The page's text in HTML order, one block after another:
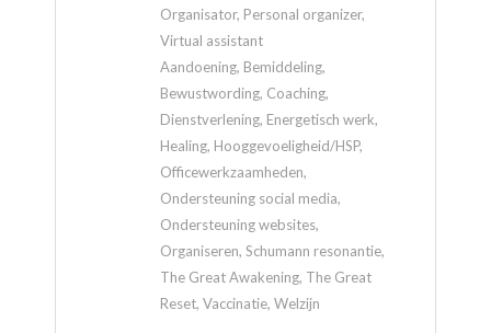
Organisator, Personal organizer,
Virtual assistant
Aandoening, Bemiddeling,
Bewustwording, Coaching,
Dienstverlening, Energetisch werk,
Healing, Hooggevoeligheid/HSP,
Officewerkzaamheden,
Ondersteuning social media,
Ondersteuning websites,
Organiseren, Schumann resonantie,
The Great Awakening, The Great
Reset, Vaccinatie, Welzijn